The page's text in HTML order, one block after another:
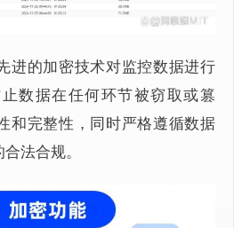
进的加密技术对监控数据进行
数据在任何环节被窃取或篡
和完整性，同时严格遵循数据
法合规。